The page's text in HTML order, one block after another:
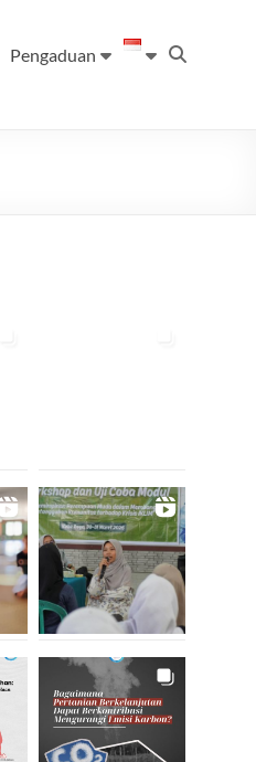
Pengaduan